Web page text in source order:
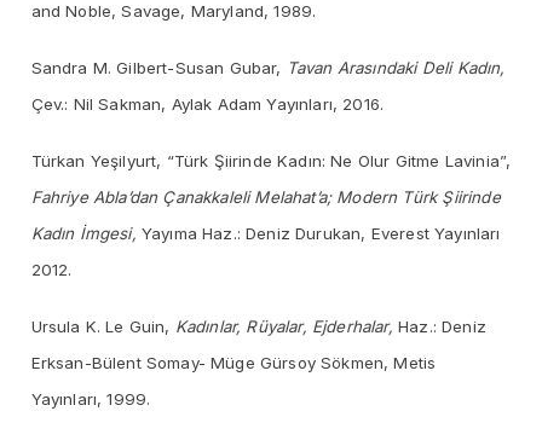
and Noble, Savage, Maryland, 1989.
Sandra M. Gilbert-Susan Gubar, Tavan Arasındaki Deli Kadın,
Çev.: Nil Sakman, Aylak Adam Yayınları, 2016.
Türkan Yeşilyurt, “Türk Şiirinde Kadın: Ne Olur Gitme Lavinia”,
Fahriye Abla’dan Çanakkaleli Melahat’a; Modern Türk Şiirinde
Kadın İmgesi, Yayıma Haz.: Deniz Durukan, Everest Yayınları
2012.
Ursula K. Le Guin, Kadınlar, Rüyalar, Ejderhalar,Haz.: Deniz
Erksan-Bülent Somay- Müge Gürsoy Sökmen, Metis
Yayınları, 1999.